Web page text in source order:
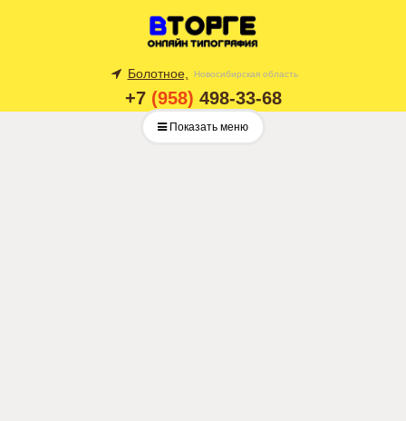
Болотное, Новосибирская область
+7 (958) 498-33-68
Показать меню